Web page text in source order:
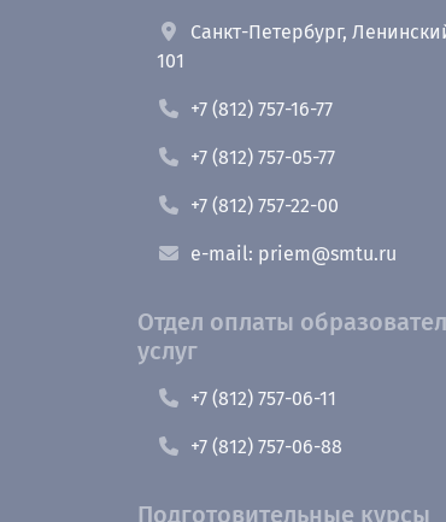
Санкт-Петербург,
101
+7 (812) 757-16-77
+7 (812) 757-05-77
+7 (812) 757-22-00
e-mail: priem@smtu.ru
Отдел оплаты
услуг
+7 (812) 757-06-11
+7 (812) 757-06-88
Подготовительные курсы